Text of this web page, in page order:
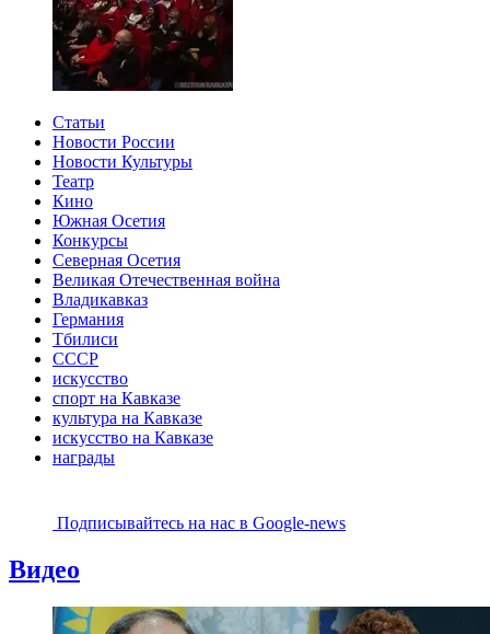
Статьи
Новости России
Новости Культуры
Театр
Кино
Южная Осетия
Конкурсы
Северная Осетия
Великая Отечественная война
Владикавказ
Германия
Тбилиси
СССР
искусство
спорт на Кавказе
культура на Кавказе
искусство на Кавказе
награды
Подписывайтесь на наc в Google-news
Видео